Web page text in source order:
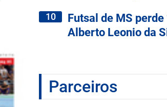
10
Futsal de MS perde
Alberto Leonio da
Parceiros